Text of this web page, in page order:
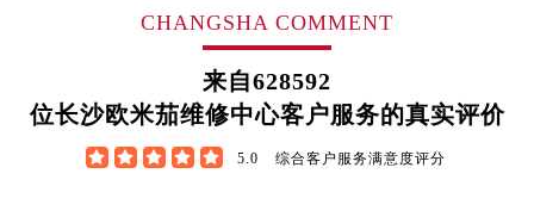
CHANGSHA COMMENT
来自628592
位长沙欧米茄维修中心客户服务的真实评价
     5.0 综合客户服务满意度评分